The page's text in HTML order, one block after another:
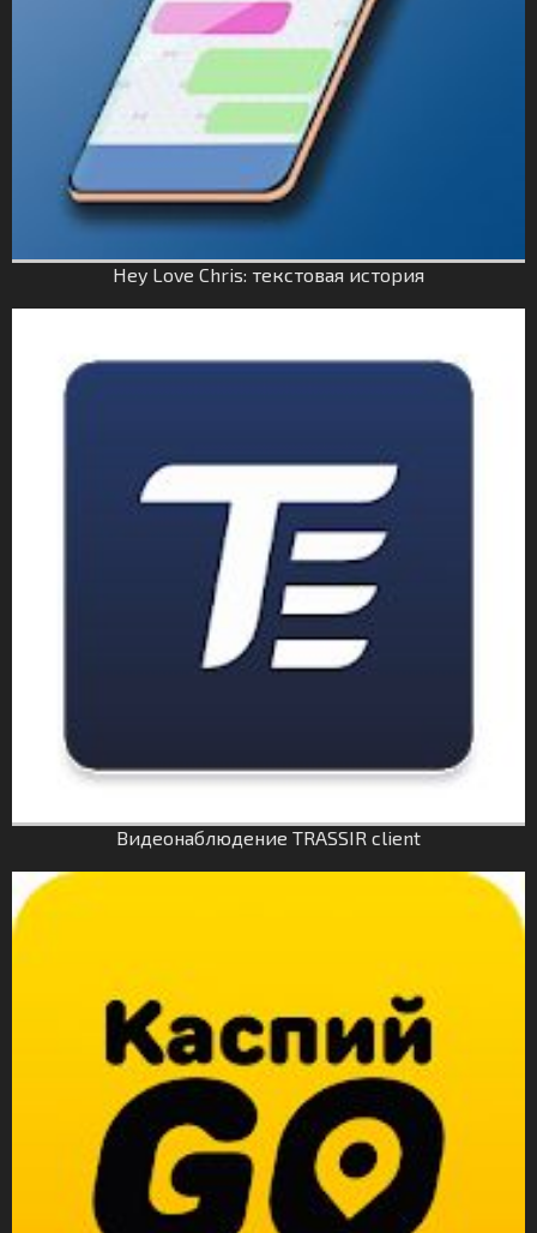
Hey Love Chris: текстовая история
Видеонаблюдение TRASSIR client